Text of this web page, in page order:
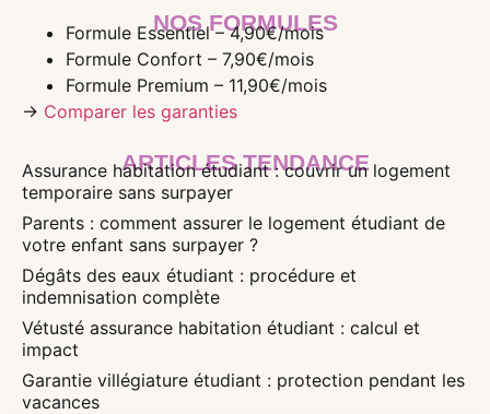
NOS FORMULES
Formule Essentiel – 4,90€/mois
Formule Confort – 7,90€/mois
Formule Premium – 11,90€/mois
→ Comparer les garanties
ARTICLES TENDANCE
Assurance habitation étudiant : couvrir un logement
temporaire sans surpayer
Parents : comment assurer le logement étudiant de
votre enfant sans surpayer ?
Dégâts des eaux étudiant : procédure et
indemnisation complète
Vétusté assurance habitation étudiant : calcul et
impact
Garantie villégiature étudiant : protection pendant les
vacances